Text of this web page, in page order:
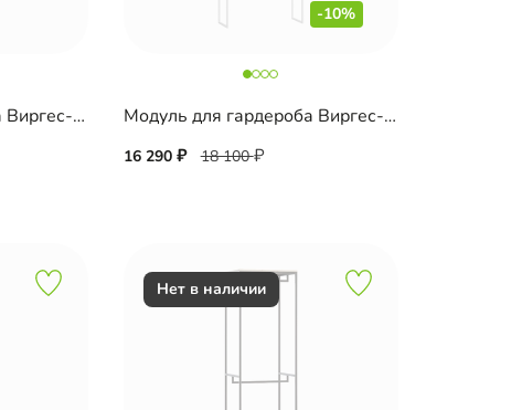
Модуль для гардероба Виргес-1 Блэк
-10%
Модуль для гардероба Виргес-10
16 290 18 100